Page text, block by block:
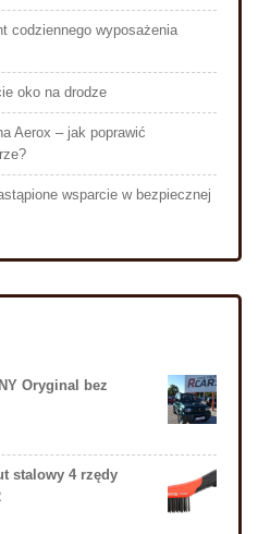
codziennego wyposażenia
oko na drodze
Aerox – jak poprawić
wsparcie w bezpiecznej
Oryginal bez
stalowy 4 rzędy